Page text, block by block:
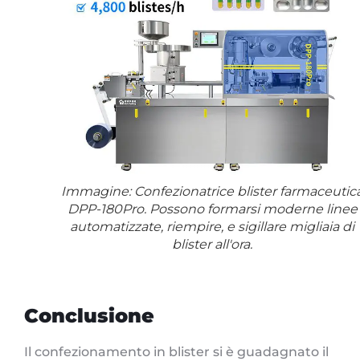
Immagine: Confezionatrice blister
DPP-180Pro. Possono formarsi moderne linee
automatizzate, riempire, e sigillare migliaia di
blister all'ora.
Conclusione
Il confezionamento in blister si è guadagnato il